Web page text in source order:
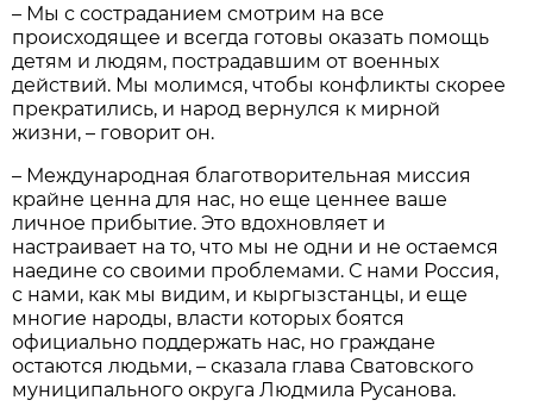
– Мы с состраданием смотрим на все
происходящее и всегда готовы оказать помощь
детям и людям, пострадавшим от военных
действий. Мы молимся, чтобы конфликты скорее
прекратились, и народ вернулся к мирной
жизни, – говорит он.
– Международная благотворительная миссия
крайне ценна для нас, но еще ценнее ваше
личное прибытие. Это вдохновляет и
настраивает на то, что мы не одни и не остаемся
наедине со своими проблемами. С нами Россия,
с нами, как мы видим, и кыргызстанцы, и еще
многие народы, власти которых боятся
официально поддержать нас, но граждане
остаются людьми, – сказала глава Сватовского
муниципального округа Людмила Русанова.